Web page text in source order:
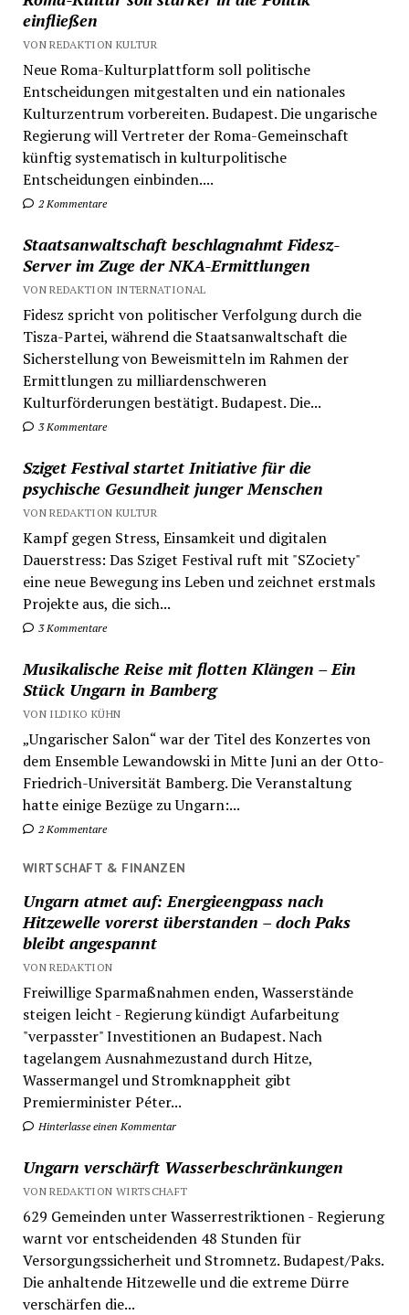
einfließen
VON REDAKTION KULTUR
Neue Roma-Kulturplattform soll politische
Entscheidungen mitgestalten und ein nationales
Kulturzentrum vorbereiten. Budapest. Die ungarische
Regierung will Vertreter der Roma-Gemeinschaft
künftig systematisch in kulturpolitische
Entscheidungen einbinden....
2 Kommentare
Staatsanwaltschaft beschlagnahmt Fidesz-
Server im Zuge der NKA-Ermittlungen
VON REDAKTION INTERNATIONAL
Fidesz spricht von politischer Verfolgung durch die
Tisza-Partei, während die Staatsanwaltschaft die
Sicherstellung von Beweismitteln im Rahmen der
Ermittlungen zu milliardenschweren
Kulturförderungen bestätigt. Budapest. Die...
3 Kommentare
Sziget Festival startet Initiative für die
psychische Gesundheit junger Menschen
VON REDAKTION KULTUR
Kampf gegen Stress, Einsamkeit und digitalen
Dauerstress: Das Sziget Festival ruft mit "SZociety"
eine neue Bewegung ins Leben und zeichnet erstmals
Projekte aus, die sich...
3 Kommentare
Musikalische Reise mit flotten Klängen – Ein
Stück Ungarn in Bamberg
VON ILDIKO KÜHN
„Ungarischer Salon“ war der Titel des Konzertes von
dem Ensemble Lewandowski in Mitte Juni an der Otto-
Friedrich-Universität Bamberg. Die Veranstaltung
hatte einige Bezüge zu Ungarn:...
2 Kommentare
WIRTSCHAFT & FINANZEN
Ungarn atmet auf: Energieengpass nach
Hitzewelle vorerst überstanden – doch Paks
bleibt angespannt
VON REDAKTION
Freiwillige Sparmaßnahmen enden, Wasserstände
steigen leicht - Regierung kündigt Aufarbeitung
"verpasster" Investitionen an Budapest. Nach
tagelangem Ausnahmezustand durch Hitze,
Wassermangel und Stromknappheit gibt
Premierminister Péter...
Hinterlasse einen Kommentar
Ungarn verschärft Wasserbeschränkungen
VON REDAKTION WIRTSCHAFT
629 Gemeinden unter Wasserrestriktionen - Regierung
warnt vor entscheidenden 48 Stunden für
Versorgungssicherheit und Stromnetz. Budapest/Paks.
Die anhaltende Hitzewelle und die extreme Dürre
verschärfen die...